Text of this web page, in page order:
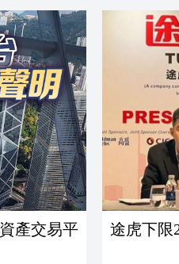
產交易平
途虎下限